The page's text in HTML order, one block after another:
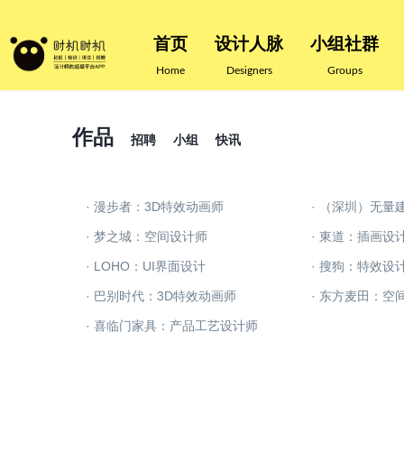
首页
Home
设计人脉
Designers
小组社群
Groups
作品 招聘 小组 快讯
· 漫步者：3D特效动画师 · （深圳）无量
· 梦之城：空间设计师 · 東道：插画设
· LOHO：UI界面设计 · 搜狗：特效设
· 巴别时代：3D特效动画师 · 东方麦田：空
· 喜临门家具：产品工艺设计师